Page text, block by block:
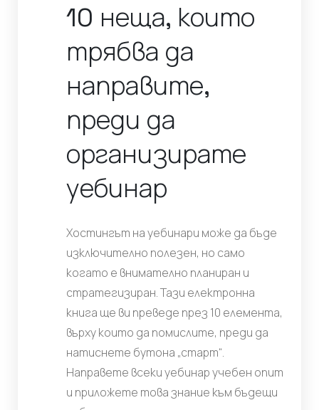
10 неща, които
трябва да
направите,
преди да
организирате
уебинар
Хостингът на уебинари може да бъде
изключително полезен, но само
когато е внимателно планиран и
стратегизиран. Тази електронна
книга ще ви преведе през 10 елемента,
върху които да помислите, преди да
натиснете бутона „старт“.
Направете всеки уебинар учебен опит
и приложете това знание към бъдещи